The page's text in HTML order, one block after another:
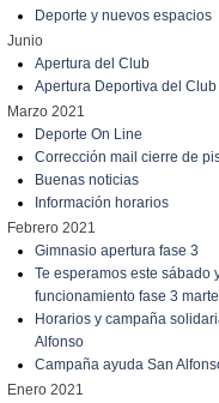
Deporte y nuevos espacios
Junio
Apertura del Club
Apertura Deportiva del Club
Marzo 2021
Deporte On Line
Corrección mail cierre de
Buenas noticias
Información horarios
Febrero 2021
Gimnasio apertura fase 3
Te esperamos este sábado
funcionamiento fase 3
Horarios y campaña
Alfonso
Campaña ayuda San
Enero 2021